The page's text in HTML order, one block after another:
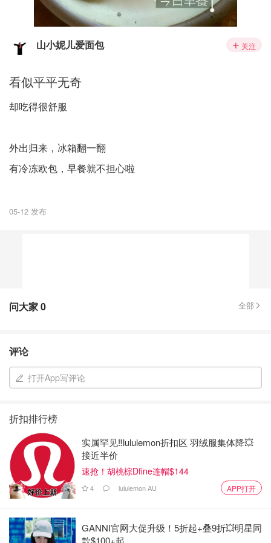
山小妮儿爱面包 关注
看似平平无奇
却吃得很舒服
外出归来，冰箱翻一翻
有冷冻欧包，早餐就不担心啦
05-12 发布
问大家0 全部
评论
打开App写评论
折扣排行榜
实属罕见‼️lululemon折扣区 羽绒服集体降💥
接近半价
速抢！胡桃棕Dfine连帽$144
4 lululemon AU APP打开
GANNI官网大促升级！5折起+叠9折💥明星同
款$100+起